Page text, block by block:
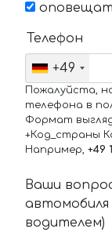
Телефон
+49
Пожалуйста,
телефона в
Формат
+Код_страны
Например, +49
Ваши
водителем)